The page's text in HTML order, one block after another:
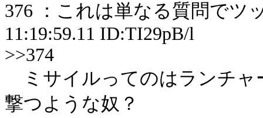
376 ：これは単なる質問でツ
11:19:59.11 ID:TI29pB/l
>>374
ミサイルってのはランチャ
撃つような奴？